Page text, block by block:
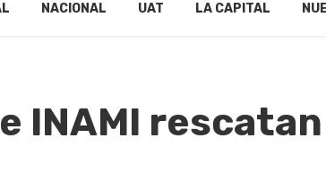
NACIONAL UAT LA CAPITAL
INAMI